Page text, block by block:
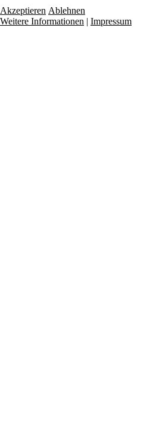
Akzeptieren Ablehnen
Weitere Informationen | Impressum